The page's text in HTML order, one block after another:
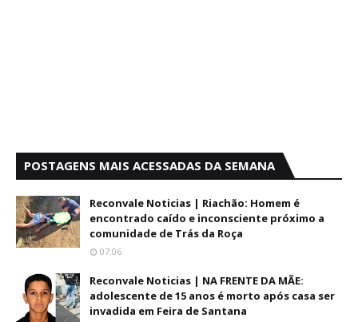
POSTAGENS MAIS ACESSADAS DA SEMANA
Reconvale Noticias | Riachão: Homem é
encontrado caído e inconsciente próximo a
comunidade de Trás da Roça
07:06
Reconvale Noticias | NA FRENTE DA MÃE:
adolescente de 15 anos é morto após casa ser
invadida em Feira de Santana